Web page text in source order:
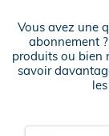
Vous avez une
abonnement
produits ou bien
savoir